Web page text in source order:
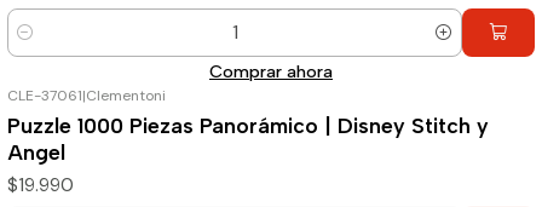
Cantidad
Comprar ahora
CLE-37061|Clementoni
Puzzle 1000 Piezas Panorámico | Disney Stitch y
Angel
$19.990